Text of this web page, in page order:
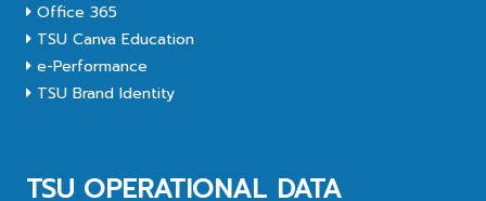
Office 365
TSU Canva Education
e-Performance
TSU Brand Identity
TSU OPERATIONAL DATA